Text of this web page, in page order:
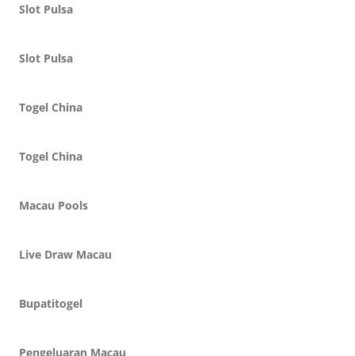
Slot Pulsa
Slot Pulsa
Togel China
Togel China
Macau Pools
Live Draw Macau
Bupatitogel
Pengeluaran Macau